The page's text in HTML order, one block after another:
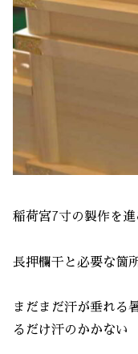
稲荷宮7寸の製作を進
長押欄干と必要な箇
まだまだ汗が垂れる
るだけ汗のかかない